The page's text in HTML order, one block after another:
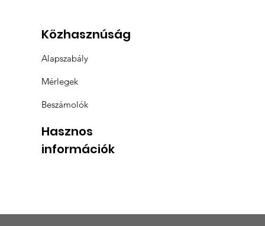
Közhasznúság
Alapszabály
Mérlegek
Beszámolók
Hasznos
információk